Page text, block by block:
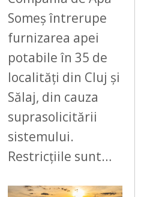
Someș întrerupe
furnizarea apei
potabile în 35 de
localități din Cluj și
Sălaj, din cauza
suprasolicitării
sistemului.
Restricțiile sunt…